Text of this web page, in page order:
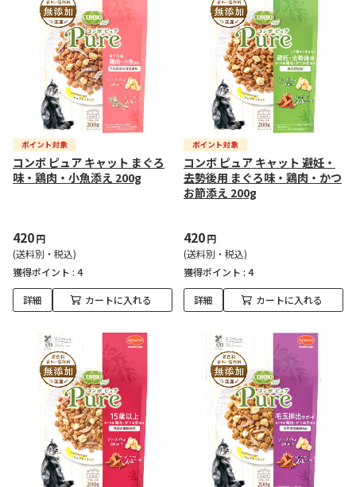
コンボ ピュア キャット まぐろ
味・鶏肉・小魚添え 200g
420円
(送料別・税込)
獲得ポイント : 4
詳細 カートに入れる
コンボ ピュア キャット 避妊・
去勢後用 まぐろ味・鶏肉・かつ
お節添え 200g
420円
(送料別・税込)
獲得ポイント : 4
詳細 カートに入れる